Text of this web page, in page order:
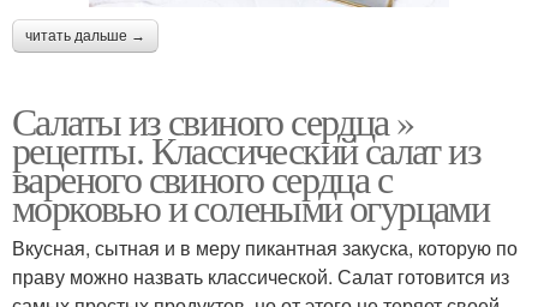
читать дальше →
Салаты из свиного сердца »
рецепты. Классический салат из
вареного свиного сердца с
морковью и солеными огурцами
Вкусная, сытная и в меру пикантная закуска, которую по
праву можно назвать классической. Салат готовится из